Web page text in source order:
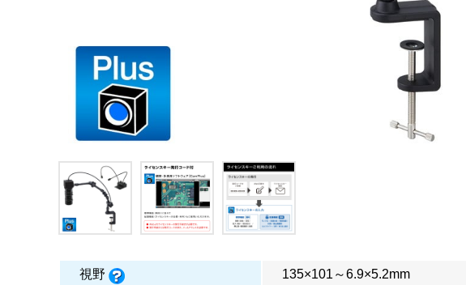
視野 135×101～6.9×5.2mm